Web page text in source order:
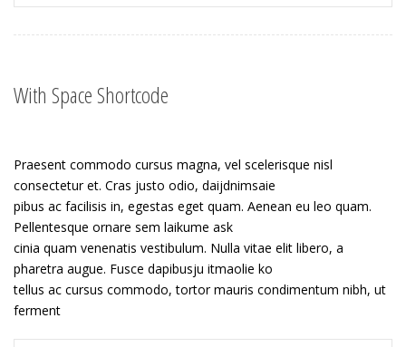
With Space Shortcode
Praesent commodo cursus magna, vel scelerisque nisl
consectetur et. Cras justo odio, daijdnimsaie
pibus ac facilisis in, egestas eget quam. Aenean eu leo quam.
Pellentesque ornare sem laikume ask
cinia quam venenatis vestibulum. Nulla vitae elit libero, a
pharetra augue. Fusce dapibusju itmaolie ko
tellus ac cursus commodo, tortor mauris condimentum nibh, ut
ferment